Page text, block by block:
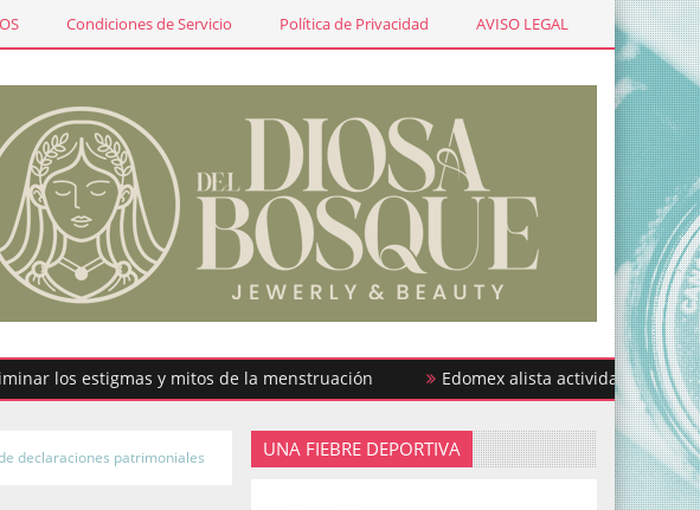
Condiciones de Servicio Política de Privacidad AVISO LEGAL
estigmas y mitos de la menstruación Edomex alista actividades por la
declaraciones patrimoniales UNA FIEBRE DEPORTIVA